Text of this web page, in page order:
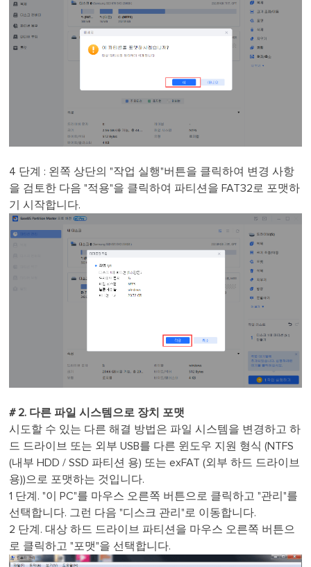
4 단계 : 왼쪽 상단의 "작업 실행"버튼을 클릭하여 변경 사항
을 검토한 다음 "적용"을 클릭하여 파티션을 FAT32로 포맷하
기 시작합니다.
# 2. 다른 파일 시스템으로 장치 포맷
시도할 수 있는 다른 해결 방법은 파일 시스템을 변경하고 하
드 드라이브 또는 외부 USB를 다른 윈도우 지원 형식 (NTFS
(내부 HDD / SSD 파티션 용) 또는 exFAT (외부 하드 드라이브
용))으로 포맷하는 것입니다.
1 단계. "이 PC"를 마우스 오른쪽 버튼으로 클릭하고 "관리"를
선택합니다. 그런 다음 "디스크 관리"로 이동합니다.
2 단계. 대상 하드 드라이브 파티션을 마우스 오른쪽 버튼으
로 클릭하고 "포맷"을 선택합니다.